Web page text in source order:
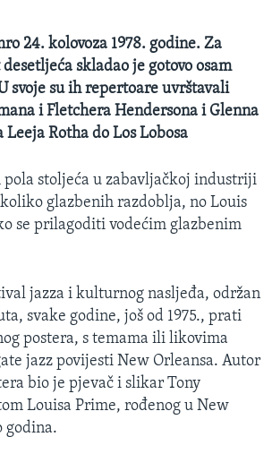
24. kolovoza 1978. godine. Za
skladao je gotovo osam
svoje su ih repertoare uvrštavali
i Fletchera Hendersona i Glenna
Rotha do Los Lobosa
stoljeća u zabavljačkoj industriji
glazbenih razdoblja, no Louis
se prilagoditi vodećim glazbenim
jazza i kulturnog nasljeđa, održan
svake godine, još od 1975., prati
postera, s temama ili likovima
jazz povijesti New Orleansa. Autor
bio je pjevač i slikar Tony
Louisa Prime, rođenog u New
godina.